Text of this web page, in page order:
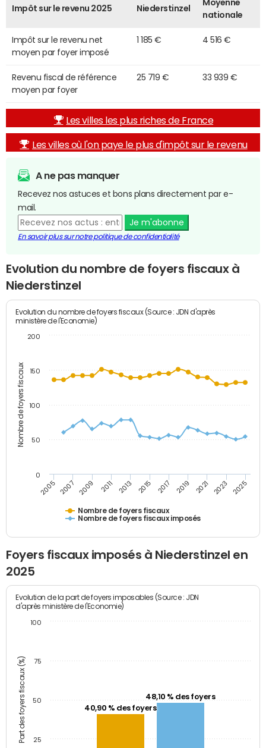
Impôt sur le revenu 2025 Niederstinzel
Moyenne
nationale
Impôt sur le revenu net
moyen par foyer imposé
1 185 € 4 516 €
Revenu fiscal de référence
moyen par foyer
25 719 € 33 939 €
Les villes les plus riches de France
Les villes où l'on paye le plus d'impôt sur le revenu
A ne pas manquer
Recevez nos astuces et bons plans directement par e-
mail.
Je m'abonne
En savoir plus sur notre politique de confidentialité
Evolution du nombre de foyers fiscaux à
Niederstinzel
Nombre de foyers fiscaux
Evolution du nombre de foyers fiscaux (Source : JDN d'après
ministère de l'Economie)
Nombre de foyers fiscaux
Nombre de foyers fiscaux imposés
2005 2007 2009 2011 2013 2015 2017 2019 2021 2023 2025
0
50
100
150
200
Foyers fiscaux imposés à Niederstinzel en
2025
Part des foyers fiscaux (%)
Evolution de la part de foyers imposables (Source : JDN
d'après ministère de l'Economie)
40,90 % des foyers
48,10 % des foyers
25
50
75
100